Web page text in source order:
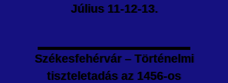
Július 11-12-13.
Székesfehérvár – Történelmi
tiszteletadás az 1456-os